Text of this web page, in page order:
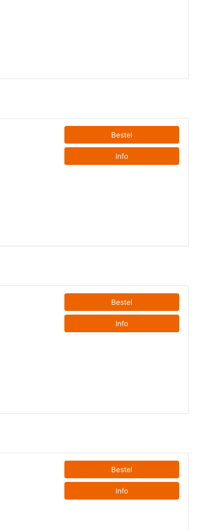
Bestel
Info
Bestel
Info
Bestel
Info